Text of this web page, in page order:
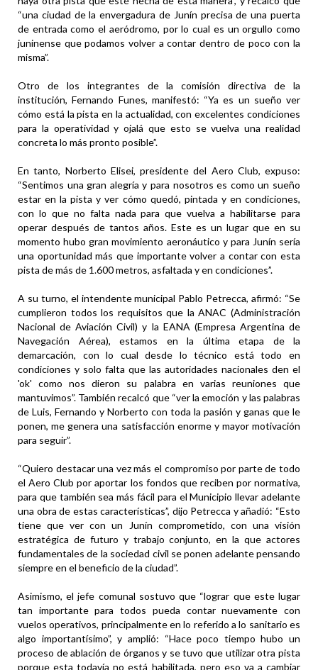
“una ciudad de la envergadura de Junín precisa de una puerta
de entrada como el aeródromo, por lo cual es un orgullo como
juninense que podamos volver a contar dentro de poco con la
misma”.
Otro de los integrantes de la comisión directiva de la
institución, Fernando Funes, manifestó: “Ya es un sueño ver
cómo está la pista en la actualidad, con excelentes condiciones
para la operatividad y ojalá que esto se vuelva una realidad
concreta lo más pronto posible”.
En tanto, Norberto Elisei, presidente del Aero Club, expuso:
“Sentimos una gran alegría y para nosotros es como un sueño
estar en la pista y ver cómo quedó, pintada y en condiciones,
con lo que no falta nada para que vuelva a habilitarse para
operar después de tantos años. Este es un lugar que en su
momento hubo gran movimiento aeronáutico y para Junín sería
una oportunidad más que importante volver a contar con esta
pista de más de 1.600 metros, asfaltada y en condiciones”.
A su turno, el intendente municipal Pablo Petrecca, afirmó: “Se
cumplieron todos los requisitos que la ANAC (Administración
Nacional de Aviación Civil) y la EANA (Empresa Argentina de
Navegación Aérea), estamos en la última etapa de la
demarcación, con lo cual desde lo técnico está todo en
condiciones y solo falta que las autoridades nacionales den el
'ok' como nos dieron su palabra en varias reuniones que
mantuvimos”. También recalcó que “ver la emoción y las palabras
de Luis, Fernando y Norberto con toda la pasión y ganas que le
ponen, me genera una satisfacción enorme y mayor motivación
para seguir”.
“Quiero destacar una vez más el compromiso por parte de todo
el Aero Club por aportar los fondos que reciben por normativa,
para que también sea más fácil para el Municipio llevar adelante
una obra de estas características”, dijo Petrecca y añadió: “Esto
tiene que ver con un Junín comprometido, con una visión
estratégica de futuro y trabajo conjunto, en la que actores
fundamentales de la sociedad civil se ponen adelante pensando
siempre en el beneficio de la ciudad”.
Asimismo, el jefe comunal sostuvo que “lograr que este lugar
tan importante para todos pueda contar nuevamente con
vuelos operativos, principalmente en lo referido a lo sanitario es
algo importantísimo”, y amplió: “Hace poco tiempo hubo un
proceso de ablación de órganos y se tuvo que utilizar otra pista
porque esta todavía no está habilitada, pero eso va a cambiar